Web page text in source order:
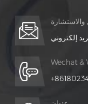
والاستشارة